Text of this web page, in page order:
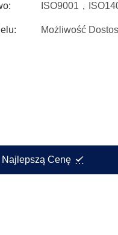
ISO9001，
Możliwość
Najlepszą Cenę